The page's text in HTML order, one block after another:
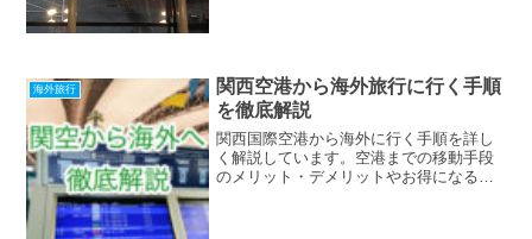
海外旅行
関西空港から海外旅行に行く手順
を徹底解説
関西国際空港から海外に行く手順を詳し
く解説しています。空港までの移動手段
のメリット・デメリットやお得になる方